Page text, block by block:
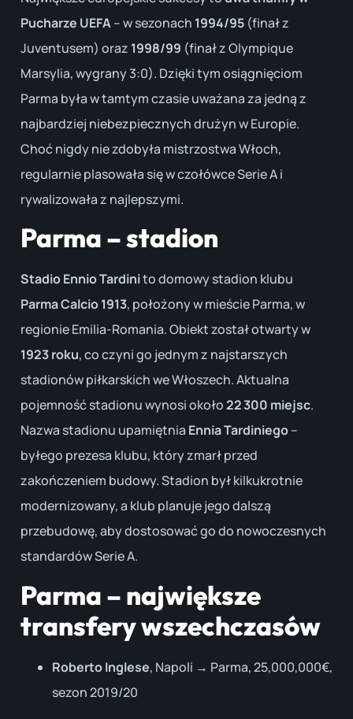
Pucharze UEFA– w sezonach 1994/95 (finał z
Juventusem) oraz 1998/99 (finał z Olympique
Marsylia, wygrany 3:0). Dzięki tym osiągnięciom
Parma była w tamtym czasie uważana za jedną z
najbardziej niebezpiecznych drużyn w Europie.
Choć nigdy nie zdobyła mistrzostwa Włoch,
regularnie plasowała się w czołówce Serie A i
rywalizowała z najlepszymi.
Parma – stadion
Stadio Ennio Tardinito domowy stadion klubu
Parma Calcio 1913, położony w mieście Parma, w
regionie Emilia-Romania. Obiekt został otwarty w
1923 roku, co czyni go jednym z najstarszych
stadionów piłkarskich we Włoszech. Aktualna
pojemność stadionu wynosi około22 300 miejsc.
Nazwa stadionu upamiętnia Ennia Tardiniego–
byłego prezesa klubu, który zmarł przed
zakończeniem budowy. Stadion był kilkukrotnie
modernizowany, a klub planuje jego dalszą
przebudowę, aby dostosować go do nowoczesnych
standardów Serie A.
Parma – największe
transfery wszechczasów
Roberto Inglese, Napoli → Parma, 25,000,000€,
sezon 2019/20